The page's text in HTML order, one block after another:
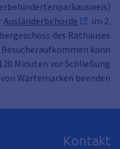
Ausländerbehörde
im 2.
des Rathauses
kann
Minuten vor Schließung
Wartemarken beenden.
Kontakt